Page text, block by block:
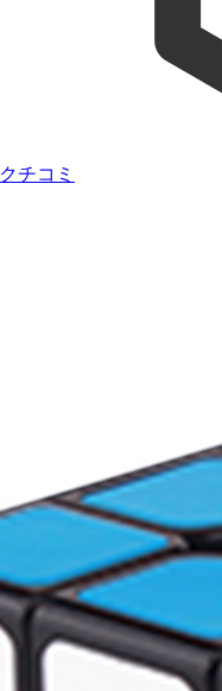
クチコミ